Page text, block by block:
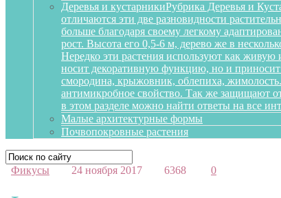
Деревья и кустарникиРубрика Деревья и
отличаются эти две разновидности
больше благодаря своему легкому
рост. Высота его 0,5-6 м, дерево же в
Нередко эти растения используют как живую
носит декоративную функцию, но и
смородина, крыжовник, облепиха,
антимикробное свойство. Так же защищают
в этом разделе можно найти ответы на все
Малые архитектурные формы
Почвопокровные растения
Фикусы 24 ноября 2017 6368 0